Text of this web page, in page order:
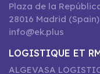
Plaza de la
28016 Madrid (Spain)
info@ek.plus
LOGISTIQUE ET
ALGEVASA